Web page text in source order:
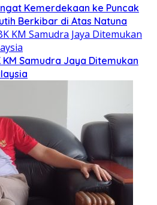
Kemerdekaan ke Puncak
Berkibar di Atas Natuna
KM Samudra Jaya Ditemukan